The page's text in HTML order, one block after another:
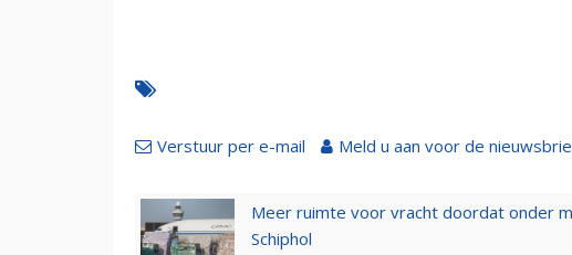
Verstuur per e-mail Meld u aan voor de
Meer ruimte voor vracht doordat onder
Schiphol